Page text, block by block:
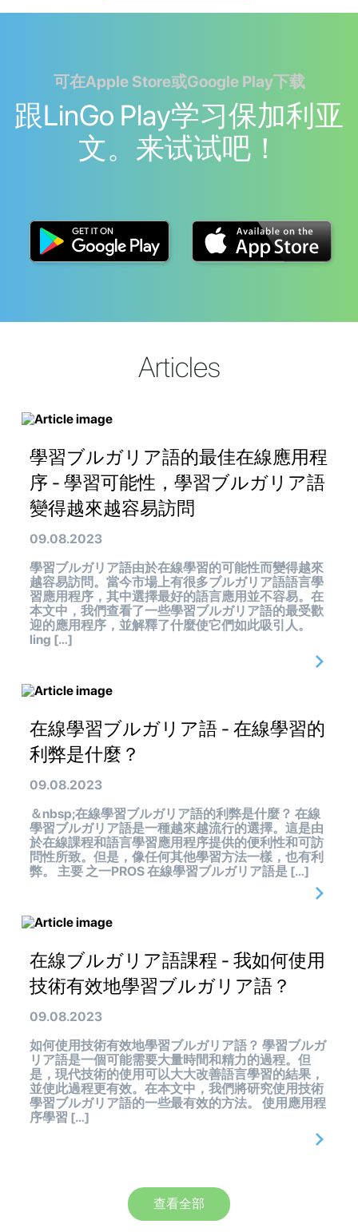
可在Apple Store或Google Play下载
跟LinGo Play学习保加利亚
文。来试试吧！
Articles
學習ブルガリア語的最佳在線應用程
序 - 學習可能性，學習ブルガリア語
變得越來越容易訪問
09.08.2023
學習ブルガリア語由於在線學習的可能性而變得越來
越容易訪問。當今市場上有很多ブルガリア語語言學
習應用程序，其中選擇最好的語言應用並不容易。在
本文中，我們查看了一些學習ブルガリア語的最受歡
迎的應用程序，並解釋了什麼使它們如此吸引人。
ling […]
在線學習ブルガリア語 - 在線學習的
利弊是什麼？
09.08.2023
＆nbsp;在線學習ブルガリア語的利弊是什麼？ 在線
學習ブルガリア語是一種越來越流行的選擇。這是由
於在線課程和語言學習應用程序提供的便利性和可訪
問性所致。但是，像任何其他學習方法一樣，也有利
弊。 主要 之一PROS 在線學習ブルガリア語是 […]
在線ブルガリア語課程 - 我如何使用
技術有效地學習ブルガリア語？
09.08.2023
如何使用技術有效地學習ブルガリア語？ 學習ブルガ
リア語是一個可能需要大量時間和精力的過程。但
是，現代技術的使用可以大大改善語言學習的結果，
並使此過程更有效。在本文中，我們將研究使用技術
學習ブルガリア語的一些最有效的方法。 使用應用程
序學習 […]
查看全部